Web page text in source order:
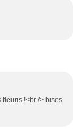
fleuris !<br /> bises